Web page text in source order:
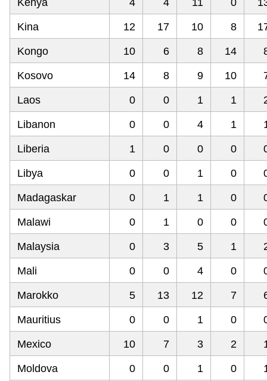
Kenya 4 4 11 0
Kina 12 17 10 8
Kongo 10 6 8 14
Kosovo 14 8 9 10
Laos 0 0 1 1
Libanon 0 0 4 1
Liberia 1 0 0 0
Libya 0 0 1 0
Madagaskar 0 1 1 0
Malawi 0 1 0 0
Malaysia 0 3 5 1
Mali 0 0 4 0
Marokko 5 13 12 7
Mauritius 0 0 1 0
Mexico 10 7 3 2
Moldova 0 0 1 0